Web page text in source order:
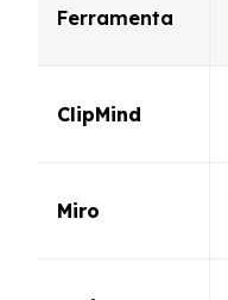
Ferramenta
ClipMind
Miro